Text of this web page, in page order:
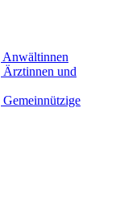
Anwältinnen
Ärztinnen und